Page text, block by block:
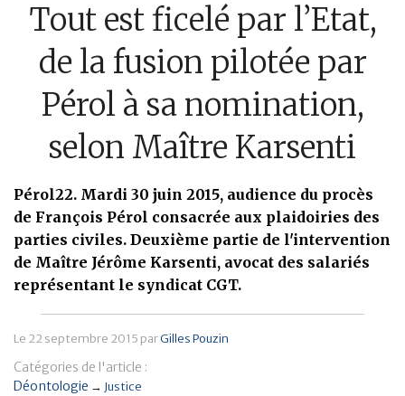
Bourse
Banque
Tout est ficelé par l’Etat,
de la fusion pilotée par
Pérol à sa nomination,
selon Maître Karsenti
Pérol22. Mardi 30 juin 2015, audience du procès
de François Pérol consacrée aux plaidoiries des
parties civiles. Deuxième partie de l'intervention
de Maître Jérôme Karsenti, avocat des salariés
représentant le syndicat CGT.
Le 22 septembre 2015 parGilles Pouzin
Catégories de l'article :
Déontologie → Justice